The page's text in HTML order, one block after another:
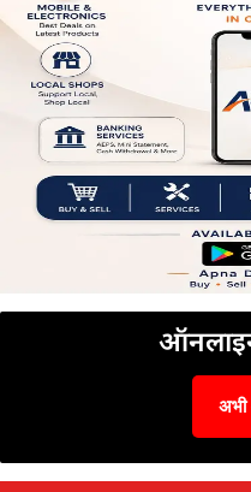
ऑनलाइन
अभी